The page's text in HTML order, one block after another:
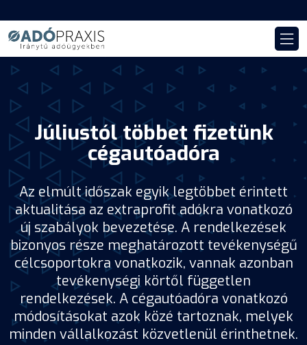
Júliustól többet fizetünk
cégautóadóra
Az elmúlt időszak egyik legtöbbet érintett
aktualitása az extraprofit adókra vonatkozó
új szabályok bevezetése. A rendelkezések
bizonyos része meghatározott tevékenységű
célcsoportokra vonatkozik, vannak azonban
tevékenységi körtől független
rendelkezések. A cégautóadóra vonatkozó
módosításokat azok közé tartoznak, melyek
minden vállalkozást közvetlenül érinthetnek.